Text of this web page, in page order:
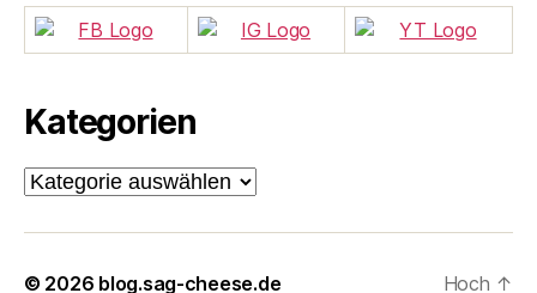
Kategorien
Kategorien
© 2026 blog.sag-cheese.de Hoch ↑